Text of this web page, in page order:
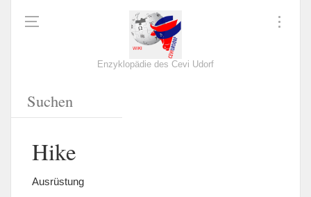
Enzyklopädie des Cevi Udorf
Hike
Ausrüstung